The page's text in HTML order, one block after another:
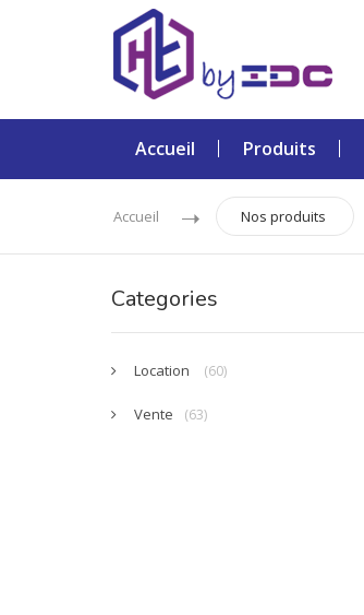
Accueil Produits
Accueil Nos produits
Categories
Location (60)
Vente (63)